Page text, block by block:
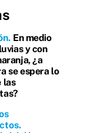
En medio
y con
¿a
se espera lo
las